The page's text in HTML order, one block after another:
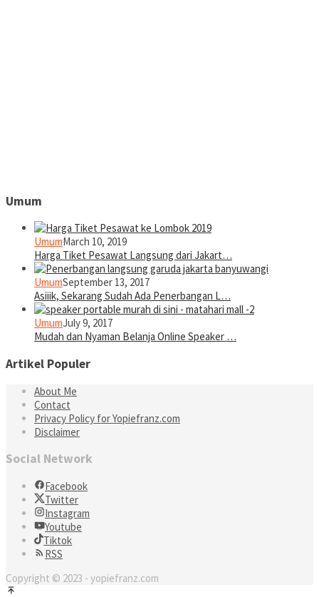
Umum
UmumMarch 10, 2019
Harga Tiket Pesawat Langsung dari Jakart…
UmumSeptember 13, 2017
Asiiik, Sekarang Sudah Ada Penerbangan L…
UmumJuly 9, 2017
Mudah dan Nyaman Belanja Online Speaker …
Artikel Populer
About Me
Contact
Privacy Policy for Yopiefranz.com
Disclaimer
Social Network
Facebook
Twitter
Instagram
Youtube
Tiktok
RSS
Copyright © 2023 - yopiefranz.com